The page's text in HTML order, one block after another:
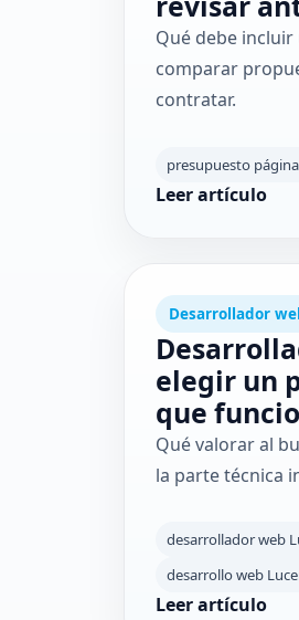
Qué debe
comparar
contratar.
presupuesto
Leer artículo
Desarrollador
elegir un
que
Qué valorar al
la parte técnica
desarrollador web
desarrollo web
Leer artículo